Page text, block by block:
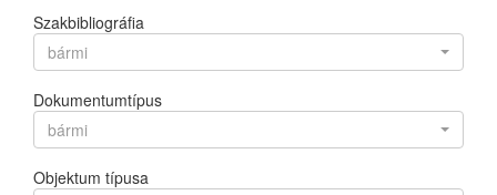
Szakbibliográfia
bármi
Dokumentumtípus
bármi
Objektum típusa